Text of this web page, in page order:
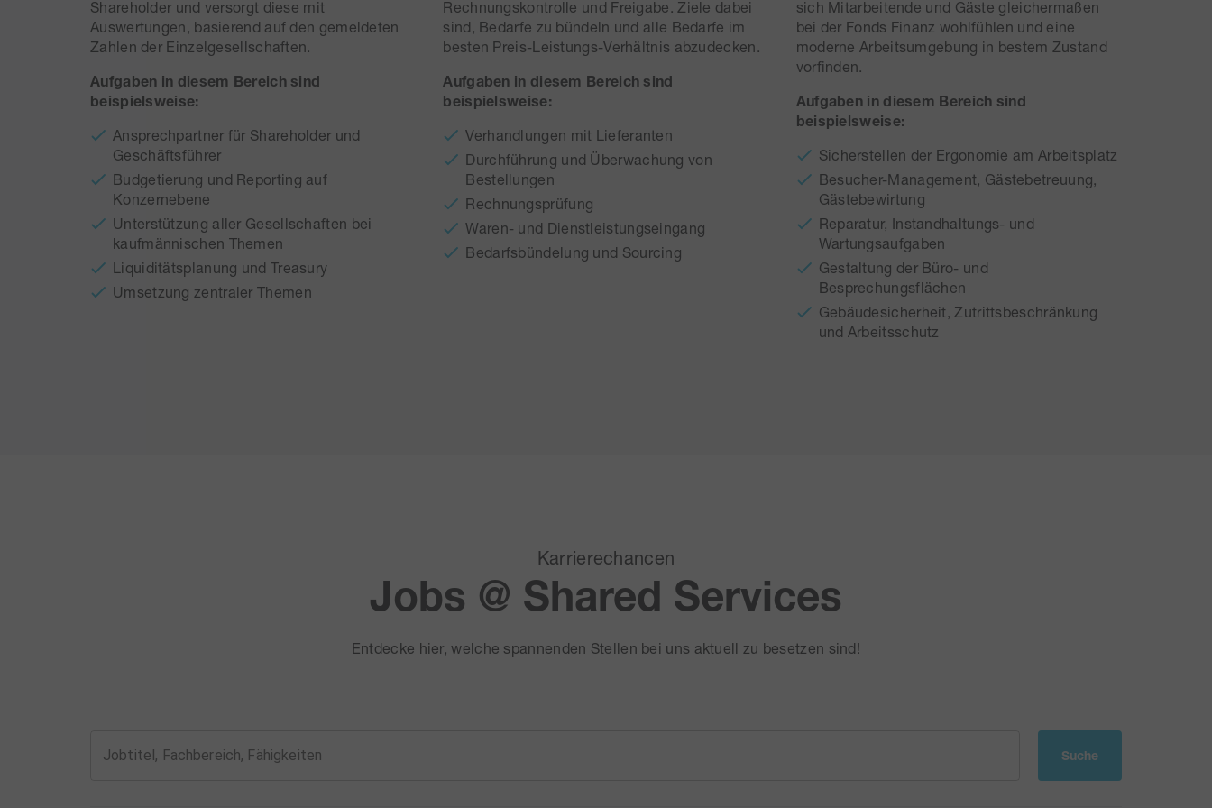
Shareholder und versorgt diese mit
Auswertungen, basierend auf den gemeldeten
Zahlen der Einzelgesellschaften.
Aufgaben in diesem Bereich sind
beispielsweise:
Ansprechpartner für Shareholder und
Geschäftsführer
Budgetierung und Reporting auf
Konzernebene
Unterstützung aller Gesellschaften bei
kaufmännischen Themen
Liquiditätsplanung und Treasury
Umsetzung zentraler Themen
Rechnungskontrolle und Freigabe. Ziele dabei
sind, Bedarfe zu bündeln und alle Bedarfe im
besten Preis-Leistungs-Verhältnis abzudecken.
Aufgaben in diesem Bereich sind
beispielsweise:
Verhandlungen mit Lieferanten
Durchführung und Überwachung von
Bestellungen
Rechnungsprüfung
Waren- und Dienstleistungseingang
Bedarfsbündelung und Sourcing
sich Mitarbeitende und Gäste gleichermaßen
bei der Fonds Finanz wohlfühlen und eine
moderne Arbeitsumgebung in bestem Zustand
vorfinden.
Aufgaben in diesem Bereich sind
beispielsweise:
Sicherstellen der Ergonomie am Arbeitsplatz
Besucher-Management, Gästebetreuung,
Gästebewirtung
Reparatur, Instandhaltungs- und
Wartungsaufgaben
Gestaltung der Büro- und
Besprechungsflächen
Gebäudesicherheit, Zutrittsbeschränkung
und Arbeitsschutz
Karrierechancen
Jobs @ Shared Services
Entdecke hier, welche spannenden Stellen bei uns aktuell zu besetzen sind!
Jobtitel, Fachbereich, Fähigkeiten Suche